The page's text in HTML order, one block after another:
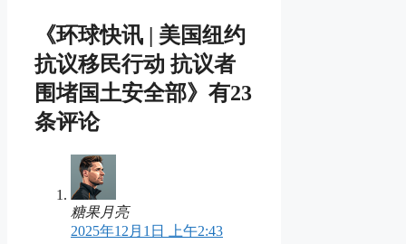
《环球快讯 | 美国纽约
抗议移民行动 抗议者
围堵国土安全部》有23
条评论
糖果月亮
2025年12月1日 上午2:43